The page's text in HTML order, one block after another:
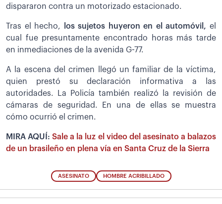
dispararon contra un motorizado estacionado.
Tras el hecho, los sujetos huyeron en el automóvil,el
cual fue presuntamente encontrado horas más tarde
en inmediaciones de la avenida G-77.
A la escena del crimen llegó un familiar de la víctima,
quien prestó su declaración informativa a las
autoridades. La Policía también realizó la revisión de
cámaras de seguridad. En una de ellas se muestra
cómo ocurrió el crimen.
MIRA AQUÍ:Sale a la luz el video del asesinato a balazos
de un brasileño en plena vía en Santa Cruz de la Sierra
ASESINATO HOMBRE ACRIBILLADO